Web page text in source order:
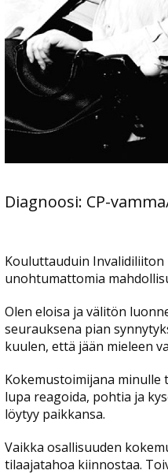
Diagnoosi: CP-
Kouluttauduin Invalidiliiton
unohtumattomia
Olen eloisa ja välitön
seurauksena pian
kuulen, että jään mieleen
Kokemustoimijana
lupa reagoida, pohtia ja
löytyy paikkansa.
Vaikka osallisuuden
tilaajatahoa kiinnostaa.